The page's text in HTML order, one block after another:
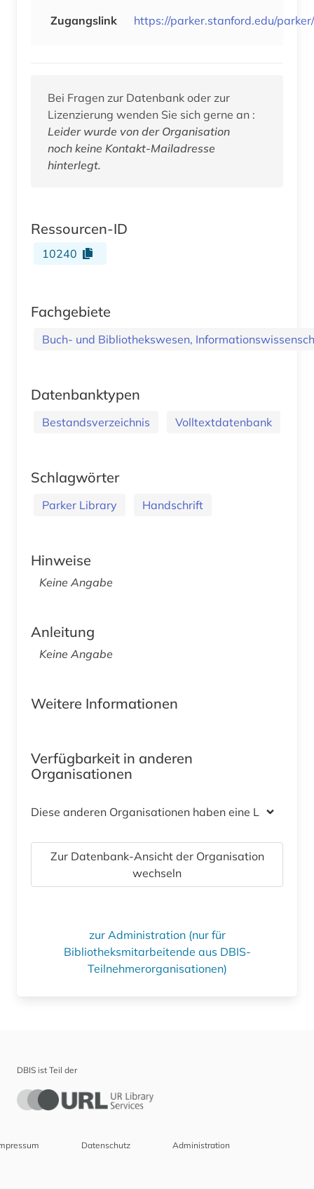
Zugangslink
https://parker.stanford.edu/parker/
Bei Fragen zur Datenbank oder zur
Lizenzierung wenden Sie sich gerne an :
Leider wurde von der Organisation
noch keine Kontakt-Mailadresse
hinterlegt.
Ressourcen-ID
10240
Fachgebiete
Buch- und Bibliothekswesen,
Datenbanktypen
Bestandsverzeichnis Volltextdatenbank
Schlagwörter
Parker Library Handschrift
Hinweise
Keine Angabe
Anleitung
Keine Angabe
Weitere Informationen
Verfügbarkeit in anderen
Organisationen
Diese anderen Organisationen haben eine Lizenz
Zur Datenbank-Ansicht der Organisation
wechseln
zur Administration (nur für
Bibliotheksmitarbeitende aus DBIS-
Teilnehmerorganisationen)
DBIS ist Teil der
Datenschutz Administration